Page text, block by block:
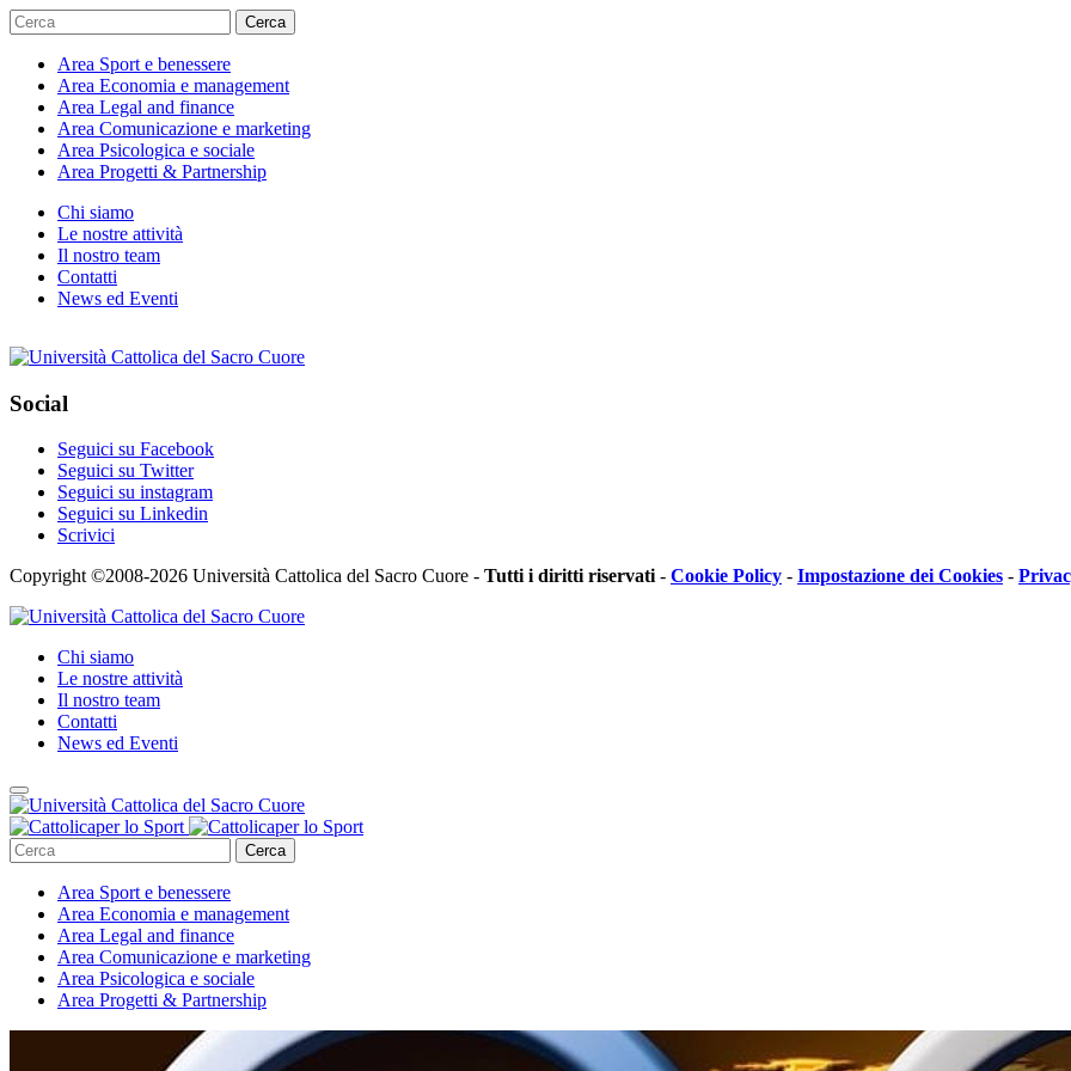
Cerca
Area Sport e benessere
Area Economia e management
Area Legal and finance
Area Comunicazione e marketing
Area Psicologica e sociale
Area Progetti & Partnership
Chi siamo
Le nostre attività
Il nostro team
Contatti
News ed Eventi
Social
Seguici su Facebook
Seguici su Twitter
Seguici su instagram
Seguici su Linkedin
Scrivici
Copyright ©2008-2026 Università Cattolica del Sacro Cuore - Tutti i diritti riservati- Cookie Policy - Impostazione dei Cookies -
Chi siamo
Le nostre attività
Il nostro team
Contatti
News ed Eventi
Cerca
Area Sport e benessere
Area Economia e management
Area Legal and finance
Area Comunicazione e marketing
Area Psicologica e sociale
Area Progetti & Partnership